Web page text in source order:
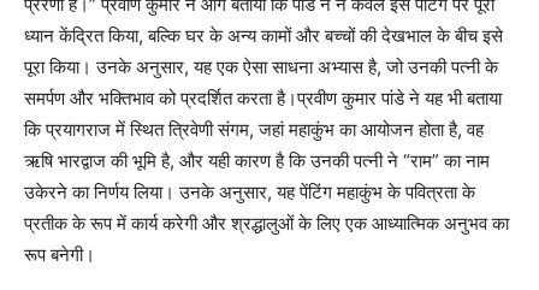
ध्यान केंद्रित किया, बल्कि घर के अन्य कामों और बच्चों की देखभाल के बीच इसे
पूरा किया। उनके अनुसार, यह एक ऐसा साधना अभ्यास है, जो उनकी पत्नी के
समर्पण और भक्तिभाव को प्रदर्शित करता है।प्रवीण कुमार पांडे ने यह भी बताया
कि प्रयागराज में स्थित त्रिवेणी संगम, जहां महाकुंभ का आयोजन होता है, वह
ऋषि भारद्वाज की भूमि है, और यही कारण है कि उनकी पत्नी ने “राम” का नाम
उकेरने का निर्णय लिया। उनके अनुसार, यह पेंटिंग महाकुंभ के पवित्रता के
प्रतीक के रूप में कार्य करेगी और श्रद्धालुओं के लिए एक आध्यात्मिक अनुभव का
रूप बनेगी।